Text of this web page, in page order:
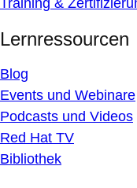
Training &
Lernressourcen
Blog
Events und Webinare
Podcasts und Videos
Red Hat TV
Bibliothek